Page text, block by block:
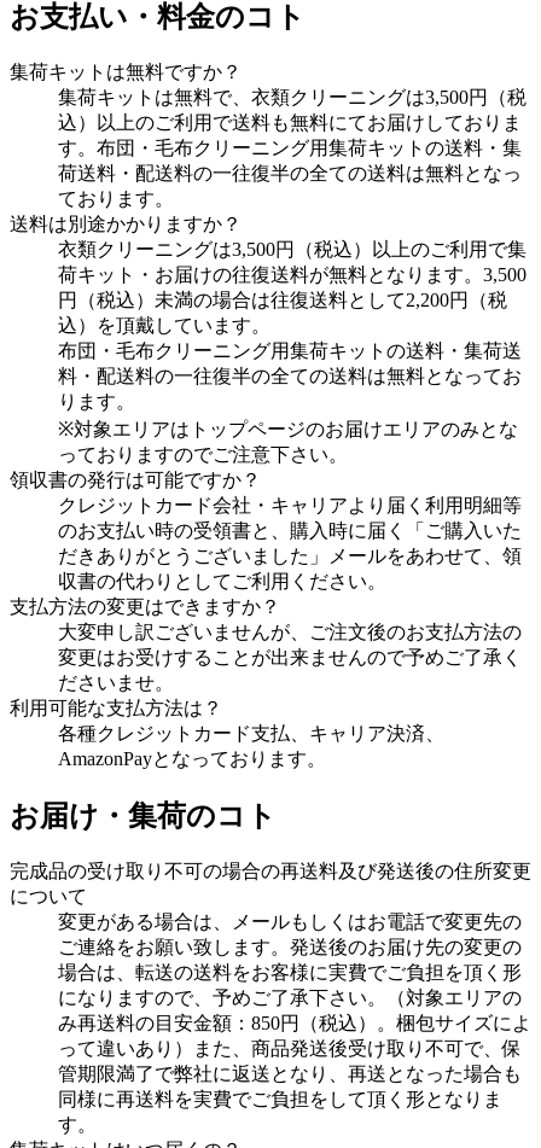
お支払い・料金のコト
集荷キットは無料ですか？
集荷キットは無料で、衣類クリーニングは3,500円（税
込）以上のご利用で送料も無料にてお届けしておりま
す。布団・毛布クリーニング用集荷キットの送料・集
荷送料・配送料の一往復半の全ての送料は無料となっ
ております。
送料は別途かかりますか？
衣類クリーニングは3,500円（税込）以上のご利用で集
荷キット・お届けの往復送料が無料となります。3,500
円（税込）未満の場合は往復送料として2,200円（税
込）を頂戴しています。
布団・毛布クリーニング用集荷キットの送料・集荷送
料・配送料の一往復半の全ての送料は無料となってお
ります。
※対象エリアはトップページのお届けエリアのみとな
っておりますのでご注意下さい。
領収書の発行は可能ですか？
クレジットカード会社・キャリアより届く利用明細等
のお支払い時の受領書と、購入時に届く「ご購入いた
だきありがとうございました」メールをあわせて、領
収書の代わりとしてご利用ください。
支払方法の変更はできますか？
大変申し訳ございませんが、ご注文後のお支払方法の
変更はお受けすることが出来ませんので予めご了承く
ださいませ。
利用可能な支払方法は？
各種クレジットカード支払、キャリア決済、
AmazonPayとなっております。
お届け・集荷のコト
完成品の受け取り不可の場合の再送料及び発送後の住所変更
について
変更がある場合は、メールもしくはお電話で変更先の
ご連絡をお願い致します。発送後のお届け先の変更の
場合は、転送の送料をお客様に実費でご負担を頂く形
になりますので、予めご了承下さい。（対象エリアの
み再送料の目安金額：850円（税込）。梱包サイズによ
って違いあり）また、商品発送後受け取り不可で、保
管期限満了で弊社に返送となり、再送となった場合も
同様に再送料を実費でご負担をして頂く形となりま
す。